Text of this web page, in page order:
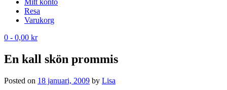
Resa
Varukorg
0 - 0,00 kr
En kall skön prommis
Posted on 18 januari, 2009 by Lisa